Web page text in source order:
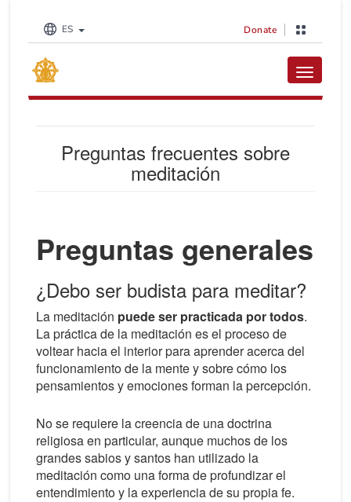
ES Donate
Toggle
Preguntas frecuentes sobre
meditación
Preguntas generales
¿Debo ser budista para meditar?
La meditación puede ser practicada por todos.
La práctica de la meditación es el proceso de
voltear hacia el interior para aprender acerca del
funcionamiento de la mente y sobre cómo los
pensamientos y emociones forman la percepción.
No se requiere la creencia de una doctrina
religiosa en particular, aunque muchos de los
grandes sabios y santos han utilizado la
meditación como una forma de profundizar el
entendimiento y la experiencia de su propia fe.